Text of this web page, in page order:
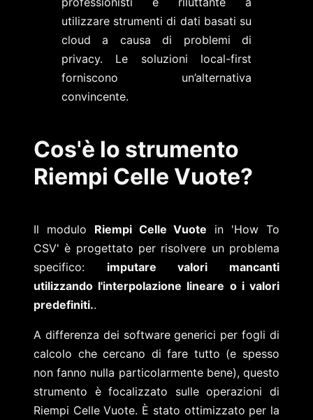
utilizzare strumenti di dati basati su
cloud a causa di problemi di
privacy. Le soluzioni local-first
forniscono un’alternativa
convincente.
Cos'è lo strumento
Riempi Celle Vuote?
Il modulo Riempi Celle Vuote in 'How To
CSV' è progettato per risolvere un problema
specifico: imputare valori mancanti
utilizzando l'interpolazione lineare o i valori
predefiniti..
A differenza dei software generici per fogli di
calcolo che cercano di fare tutto (e spesso
non fanno nulla particolarmente bene), questo
strumento è focalizzato sulle operazioni di
Riempi Celle Vuote. È stato ottimizzato per la